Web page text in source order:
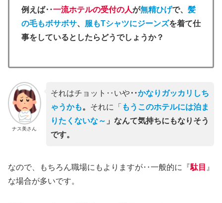
例えば‥一流ホテルの受付の人が無精ひげで、 髪
の毛もボサボサ、 服もTシャツにジーンズを着て仕
事をしているとしたらどうでしょうか？
ナス美さん
それはチョット‥いや‥かなりガッカリしち
ゃうかも。 それに「 もうこのホテルには泊ま
りたくないな～ 」なんて気持ちにもなりそう
です。
なので、もちろん職場にもよりますが‥一般的に『駄目 』
な場合が多いです。